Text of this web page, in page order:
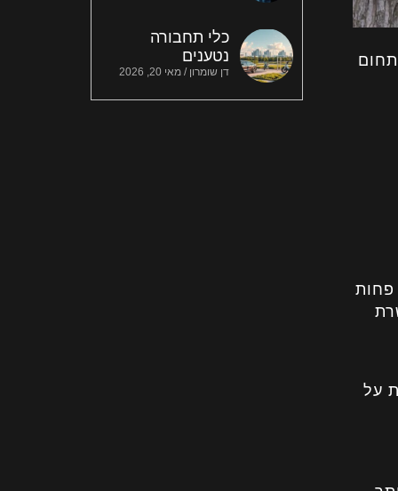
כלי תחבורה
נטענים
דן שומרון מאי 20, 2026
פחות
על